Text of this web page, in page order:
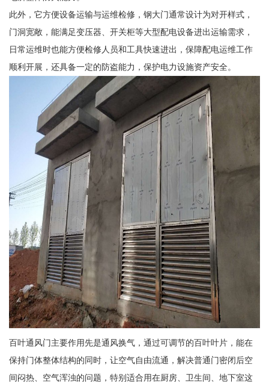
此外，它方便设备运输与运维检修，钢大门通常设计为对开样式，
门洞宽敞，能满足变压器、开关柜等大型配电设备进出运输需求，
日常运维时也能方便检修人员和工具快速进出，保障配电运维工作
顺利开展，还具备一定的防盗能力，保护电力设施资产安全。
百叶通风门主要作用先是通风换气，通过可调节的百叶叶片，能在
保持门体整体结构的同时，让空气自由流通，解决普通门密闭后空
间闷热、空气浑浊的问题，特别适合用在厨房、卫生间、地下室这